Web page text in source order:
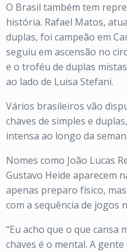
O Brasil também tem
história. Rafael Matos,
duplas, foi campeão em
seguiu em ascensão no
e o troféu de duplas
ao lado de Luisa Stefani.
Vários brasileiros vão
chaves de simples e
intensa ao longo da
Nomes como João Lucas
Gustavo Heide aparecem
apenas preparo físico,
com a sequência de jogos
“Eu acho que o que cansa
chaves é o mental. A